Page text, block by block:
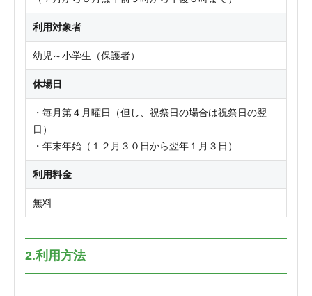
利用対象者
幼児～小学生（保護者）
休場日
・毎月第４月曜日（但し、祝祭日の場合は祝祭日の翌
日）
・年末年始（１２月３０日から翌年１月３日）
利用料金
無料
2.利用方法